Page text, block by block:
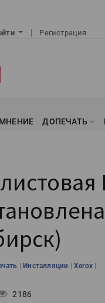
Регистрация
МНЕНИЕ ДОПЕЧАТЬ
|Инсталляции | Xerox |
2186